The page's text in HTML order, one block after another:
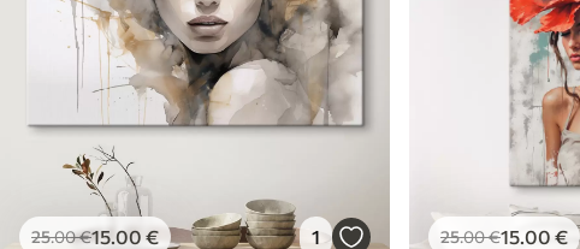
25.00€15.00 € 1 25.00€15.00 €